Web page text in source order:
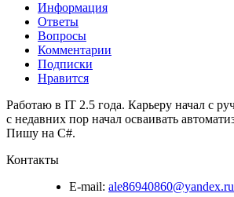
Информация
Ответы
Вопросы
Комментарии
Подписки
Нравится
Работаю в IT 2.5 года. Карьеру начал с
с недавних пор начал осваивать
Пишу на C#.
Контакты
E-mail: ale86940860@yandex.ru